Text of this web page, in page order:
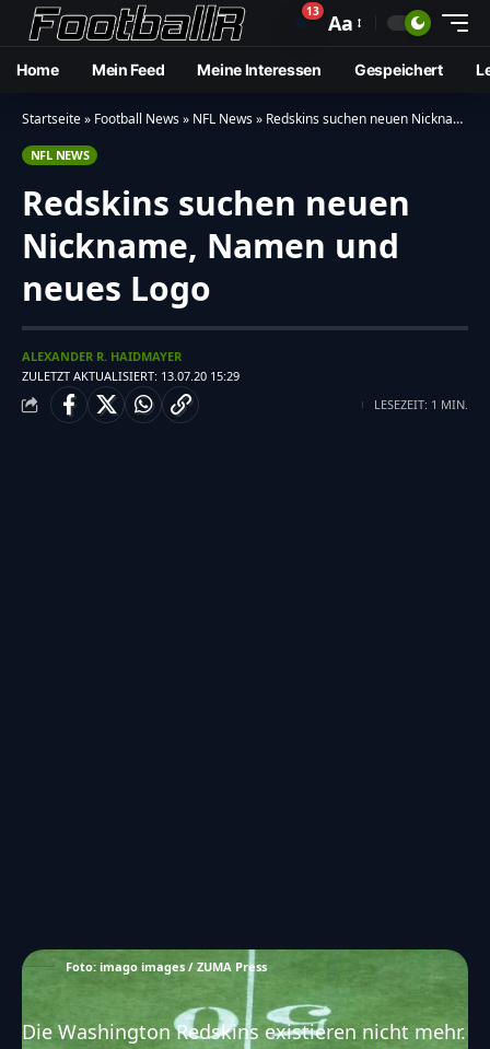
🔔13 Aa
Home Mein Feed Meine Interessen Gespeichert
Startseite» Football News» NFL News» Redskins suchen neuen Nickname, Namen und neues Logo
NFL NEWS
Redskins suchen neuen
Nickname, Namen und
neues Logo
ZULETZT AKTUALISIERT: 13.07.20 15:29
ALEXANDER R. HAIDMAYER
LESEZEIT: 1 MIN.
Foto: imago images / ZUMA Press
Die Washington Redskins existieren nicht mehr.